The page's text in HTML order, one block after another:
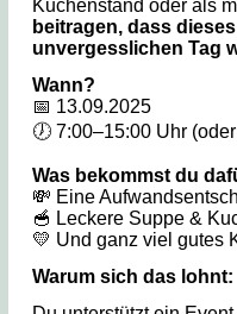
Kuchenstand oder als
beitragen, dass
unvergesslichen Tag
Wann?
📅 13.09.2025
🕖 7:00–15:00 Uhr
Was bekommst du
💸 Eine
🥣 Leckere Suppe &
💛 Und ganz viel gutes
Warum sich das lohnt: